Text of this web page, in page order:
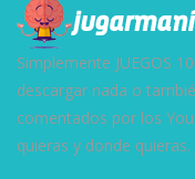
Simplemente JUEGOS
descargar nada o
comentados por los
quieras y donde